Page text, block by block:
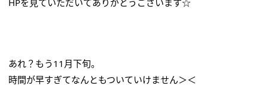
あれ？もう11月下旬。
時間が早すぎてなんともついていけません＞＜